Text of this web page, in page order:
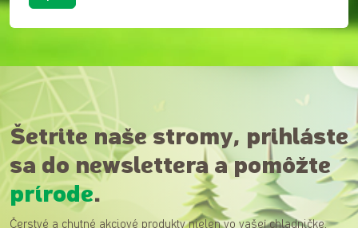
Šetrite naše stromy, prihláste
sa do newslettera a pomôžte
prírode.
Čerstvé a chutné akciové produkty nielen vo vašej chladničke.